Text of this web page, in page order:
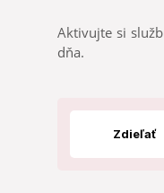
Aktivujte si
dňa.
Zdieľať